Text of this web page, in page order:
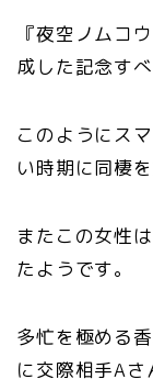
『夜空ノムコ
成した記念す
このようにス
い時期に同棲
またこの女性
たようです。
多忙を極める
に交際相手A